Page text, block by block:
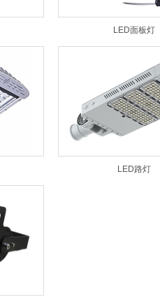
LED面板灯
LED路灯